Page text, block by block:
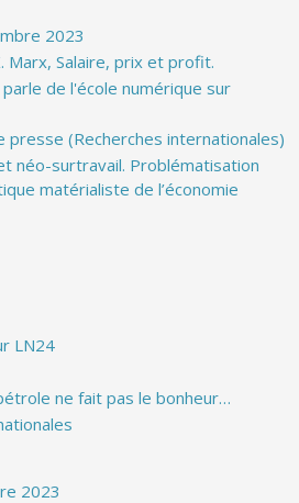
2023
Marx, Salaire, prix et profit.
parle de l'école numérique sur
presse (Recherches internationales)
néo-surtravail. Problématisation
matérialiste de l’économie
LN24
ne fait pas le bonheur…
2023